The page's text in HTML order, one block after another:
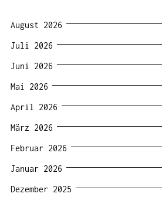
August 2026
Juli 2026
Juni 2026
Mai 2026
April 2026
März 2026
Februar 2026
Januar 2026
Dezember 2025